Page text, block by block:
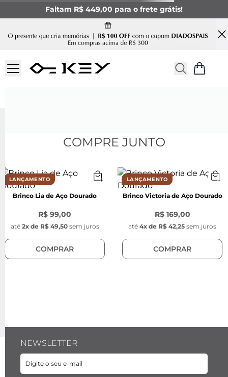
Faltam R$ 449,00 para o frete grátis!
COMPRE JUNTO
LANÇAMENTO
Brinco Lia de Aço Dourado
R$ 99,00
até 2x de R$ 49,50 sem juros
COMPRAR
LANÇAMENTO
Brinco Victoria de Aço Dourado
R$ 169,00
até 4x de R$ 42,25 sem juros
COMPRAR
NEWSLETTER